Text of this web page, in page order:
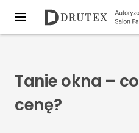
Tanie okna –
cenę?